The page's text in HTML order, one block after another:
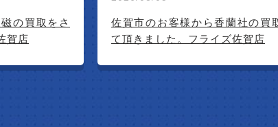
買取をさせ
店
佐賀市のお客様から香蘭社の買
て頂きました。フライズ佐賀店